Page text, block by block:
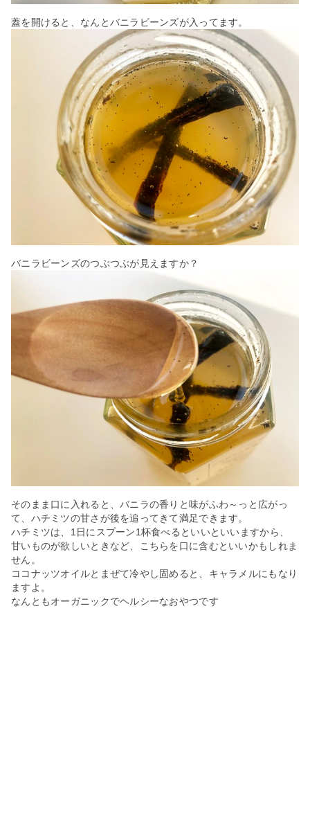
蓋を開けると、なんとバニラビーンズが入ってます。
バニラビーンズのつぶつぶが見えますか？
そのまま口に入れると、バニラの香りと味がふわ～っと広がっ
て、ハチミツの甘さが後を追ってきて満足できます。
ハチミツは、1日にスプーン1杯食べるといいといいますから、
甘いものが欲しいときなど、こちらを口に含むといいかもしれま
せん。
ココナッツオイルとまぜて冷やし固めると、キャラメルにもなり
ますよ。
なんともオーガニックでヘルシーなおやつです